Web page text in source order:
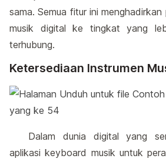
sama. Semua fitur ini menghadirkan
musik digital ke tingkat yang
terhubung.
Ketersediaan Instrumen
Dalam dunia digital yang
aplikasi keyboard musik untuk